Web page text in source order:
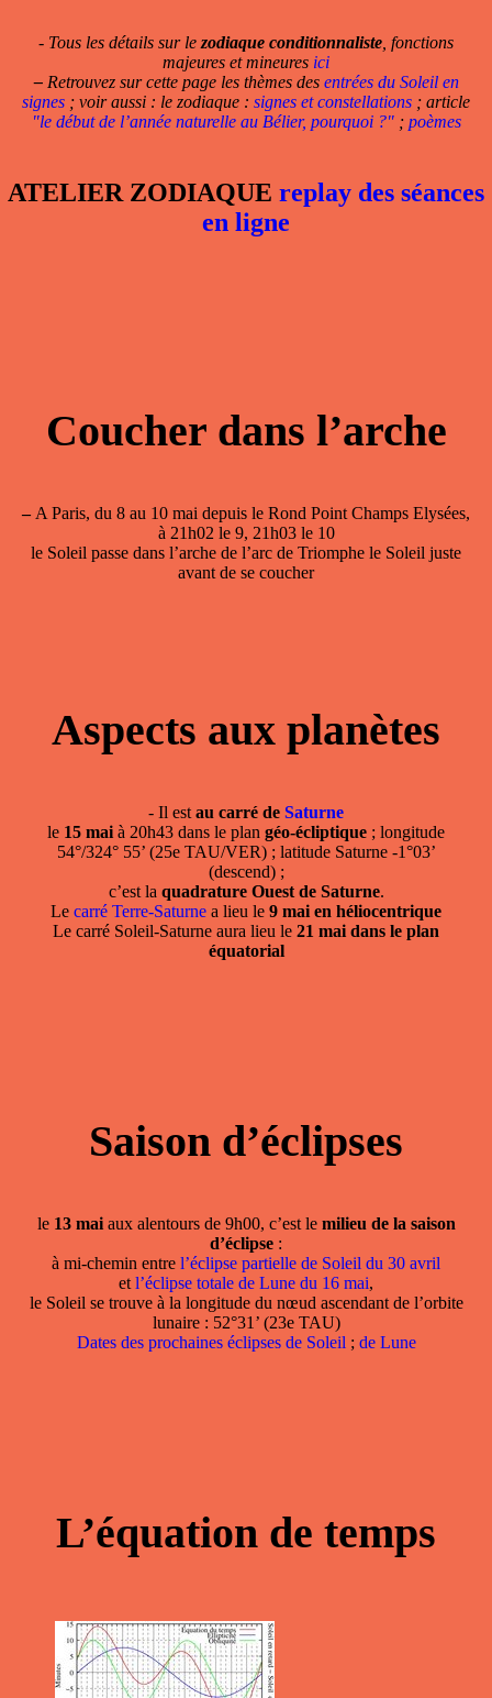
- Tous les détails sur le zodiaque conditionnaliste , fonctions
majeures et mineures ici
–Retrouvez sur cette page les thèmes des entrées du Soleil en
signes ; voir aussi : le zodiaque : signes et constellations ; article
"le début de l’année naturelle au Bélier, pourquoi ?"; poèmes
ATELIER ZODIAQUE replay des séances
en ligne
Coucher dans l’arche
–A Paris, du 8 au 10 mai depuis le Rond Point Champs Elysées,
à 21h02 le 9, 21h03 le 10
le Soleil passe dans l’arche de l’arc de Triomphe le Soleil juste
avant de se coucher
Aspects aux planètes
- Il est au carré de Saturne
le 15 mai à 20h43 dans le plan géo-écliptique ; longitude
54°/324° 55’ (25e TAU/VER) ; latitude Saturne -1°03’
(descend) ;
c’est la quadrature Ouest de Saturne.
Le carré Terre-Saturne a lieu le 9 mai en héliocentrique
Le carré Soleil-Saturne aura lieu le 21 mai dans le plan
équatorial
Saison d’éclipses
le 13 maiaux alentours de 9h00, c’est le milieu de la saison
d’éclipse :
à mi-chemin entre l’éclipse partielle de Soleil du 30 avril
et l’éclipse totale de Lune du 16 mai,
le Soleil se trouve à la longitude du nœud ascendant de l’orbite
lunaire : 52°31’ (23e TAU)
Dates des prochaines éclipses de Soleil ; de Lune
L’équation de temps